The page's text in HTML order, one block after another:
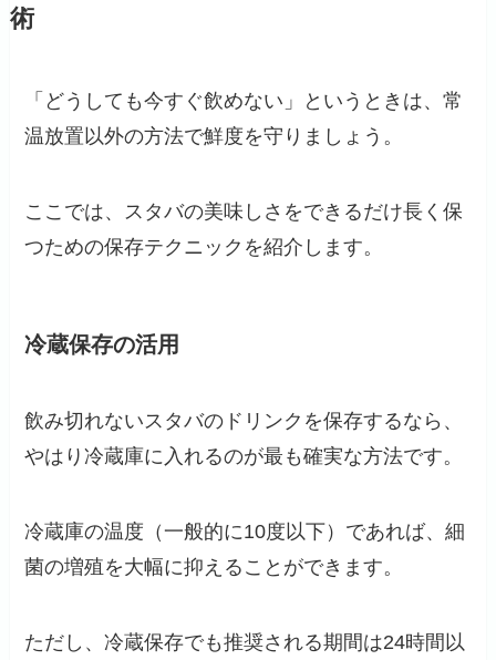
術
「どうしても今すぐ飲めない」というときは、常
温放置以外の方法で鮮度を守りましょう。
ここでは、スタバの美味しさをできるだけ長く保
つための保存テクニックを紹介します。
冷蔵保存の活用
飲み切れないスタバのドリンクを保存するなら、
やはり冷蔵庫に入れるのが最も確実な方法です。
冷蔵庫の温度（一般的に10度以下）であれば、細
菌の増殖を大幅に抑えることができます。
ただし、冷蔵保存でも推奨される期間は24時間以